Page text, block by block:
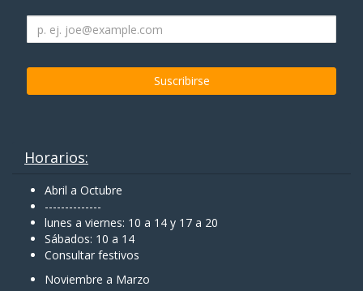
Horarios:
Abril a Octubre
--------------
lunes a viernes: 10 a 14 y 17 a 20
Sábados: 10 a 14
Consultar festivos
Noviembre a Marzo